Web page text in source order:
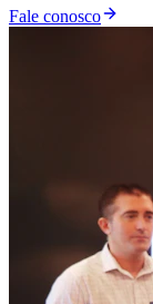
Fale conosco